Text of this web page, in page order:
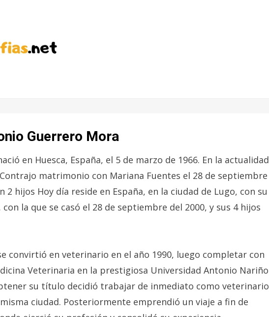
Guerrero Mora
en Huesca, España, el 5 de marzo de 1966. En la actualidad
Contrajo matrimonio con Mariana Fuentes el 28 de septiembre
2 hijos Hoy día reside en España, en la ciudad de Lugo, con su
la que se casó el 28 de septiembre del 2000, y sus 4 hijos
convirtió en veterinario en el año 1990, luego completar con
Veterinaria en la prestigiosa Universidad Antonio Nariño
su título decidió trabajar de inmediato como veterinario
ciudad. Posteriormente emprendió un viaje a fin de